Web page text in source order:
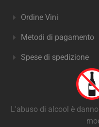
Ordine Vini
Metodi di pagamento
Spese di spedizione
L'abuso di alcool è